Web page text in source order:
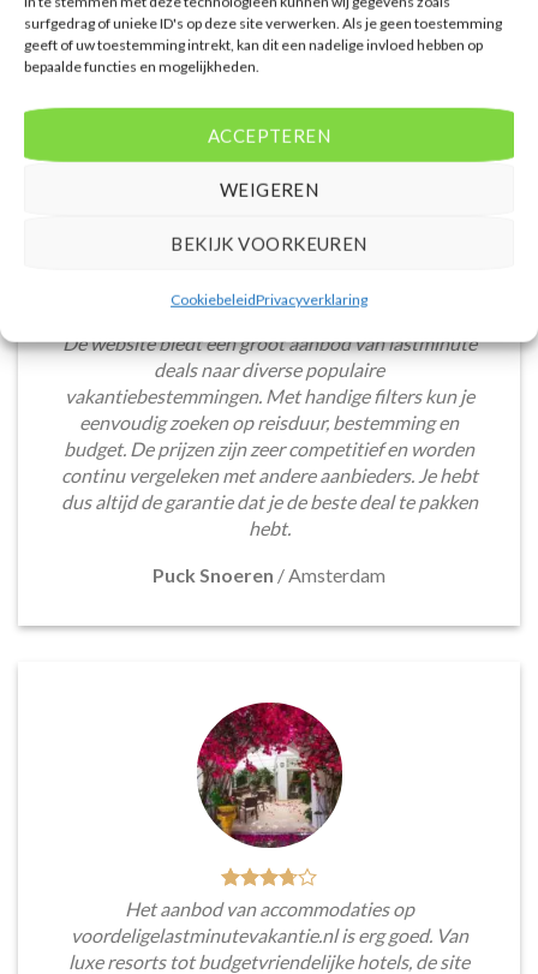
surfgedrag of unieke ID's op deze site verwerken. Als je geen toestemming
geeft of uw toestemming intrekt, kan dit een nadelige invloed hebben op
bepaalde functies en mogelijkheden.
ACCEPTEREN
WEIGEREN
BEKIJK VOORKEUREN
CookiebeleidPrivacyverklaring
WAT ZE OVER ONS ZEGGEN
De website biedt een groot aanbod van lastminute
deals naar diverse populaire
vakantiebestemmingen. Met handige filters kun je
eenvoudig zoeken op reisduur, bestemming en
budget. De prijzen zijn zeer competitief en worden
continu vergeleken met andere aanbieders. Je hebt
dus altijd de garantie dat je de beste deal te pakken
hebt.
Puck Snoeren /Amsterdam
Het aanbod van accommodaties op
voordeligelastminutevakantie.nl is erg goed. Van
luxe resorts tot budgetvriendelijke hotels, de site